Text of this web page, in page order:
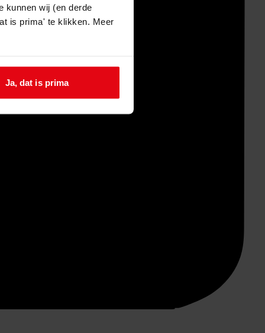
kunnen wij (en derde
is prima' te klikken. Meer
Ja, dat is prima